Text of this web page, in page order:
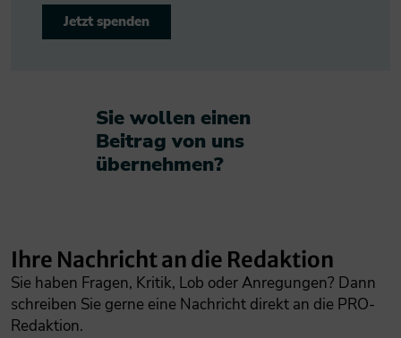
Jetzt spenden
Sie wollen einen
Beitrag von uns
übernehmen?​
Ihre Nachricht an die Redaktion
Sie haben Fragen, Kritik, Lob oder Anregungen? Dann
schreiben Sie gerne eine Nachricht direkt an die PRO-
Redaktion.